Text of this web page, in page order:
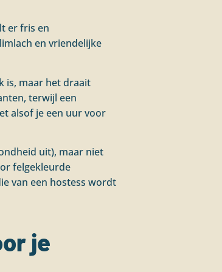
er fris en
en vriendelijke
is, maar het draait
terwijl een
alsof je een uur voor
uit), maar niet
felgekleurde
van een hostess wordt
je